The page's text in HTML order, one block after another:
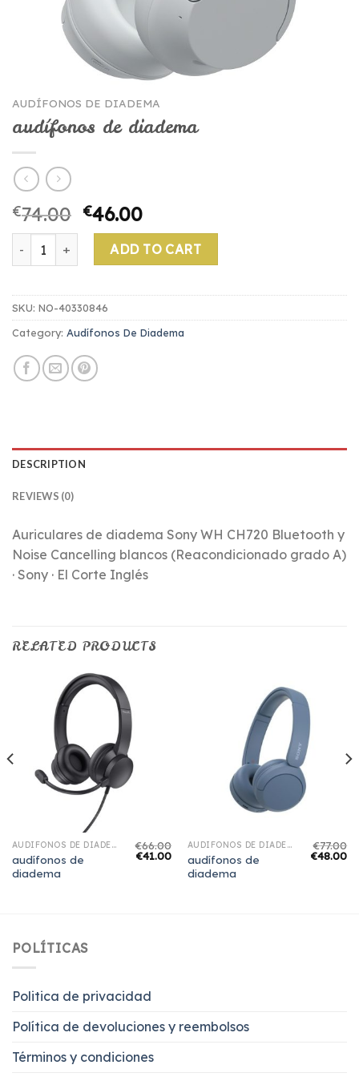
AUDÍFONOS DE DIADEMA
audífonos de diadema
€74.00 €46.00
audífonos de diadema quantity
ADD TO CART
SKU: NO-40330846
Category: Audífonos De Diadema
DESCRIPTION
REVIEWS (0)
Auriculares de diadema Sony WH CH720 Bluetooth y
Noise Cancelling blancos (Reacondicionado grado A)
· Sony · El Corte Inglés
RELATED PRODUCTS
AUDÍFONOS DE DIADEMA
audífonos de
diadema
€66.00
€41.00
AUDÍFONOS DE DIADEMA
audífonos de
diadema
€77.00
€48.00
POLÍTICAS
Politica de privacidad
Política de devoluciones y reembolsos
Términos y condiciones